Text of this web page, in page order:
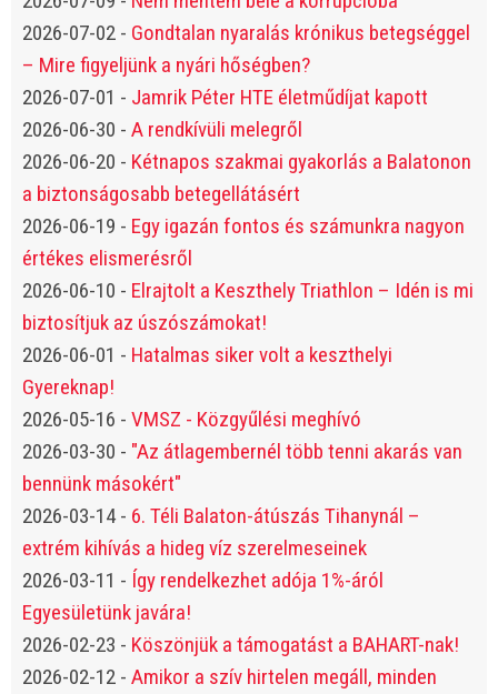
2026-07-02 - Gondtalan nyaralás krónikus betegséggel
– Mire figyeljünk a nyári hőségben?
2026-07-01 - Jamrik Péter HTE életműdíjat kapott
2026-06-30 - A rendkívüli melegről
2026-06-20 - Kétnapos szakmai gyakorlás a Balatonon
a biztonságosabb betegellátásért
2026-06-19 - Egy igazán fontos és számunkra nagyon
értékes elismerésről
2026-06-10 - Elrajtolt a Keszthely Triathlon – Idén is mi
biztosítjuk az úszószámokat!
2026-06-01 - Hatalmas siker volt a keszthelyi
Gyereknap!
2026-05-16 - VMSZ - Közgyűlési meghívó
2026-03-30 - "Az átlagembernél több tenni akarás van
bennünk másokért"
2026-03-14- 6. Téli Balaton-átúszás Tihanynál –
extrém kihívás a hideg víz szerelmeseinek
2026-03-11 - Így rendelkezhet adója 1%-áról
Egyesületünk javára!
2026-02-23 - Köszönjük a támogatást a BAHART-nak!
2026-02-12 - Amikor a szív hirtelen megáll, minden